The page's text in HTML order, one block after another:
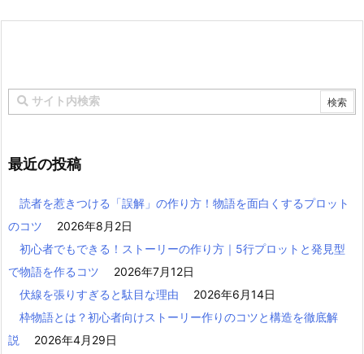
最近の投稿
読者を惹きつける「誤解」の作り方！物語を面白くするプロット
のコツ
2026年8月2日
初心者でもできる！ストーリーの作り方｜5行プロットと発見型
で物語を作るコツ
2026年7月12日
伏線を張りすぎると駄目な理由
2026年6月14日
枠物語とは？初心者向けストーリー作りのコツと構造を徹底解
説
2026年4月29日